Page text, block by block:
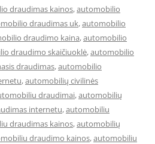
draudimas kainos,automobilio
draudimas uk,automobilio
draudimo kaina,automobilio
draudimo skaičiuoklė,automobilio
draudimas,automobilio
,automobilių civilinės
draudimai,automobilių
internetu,automobiliu
draudimas kainos,automobilių
draudimo kainos,automobiliu